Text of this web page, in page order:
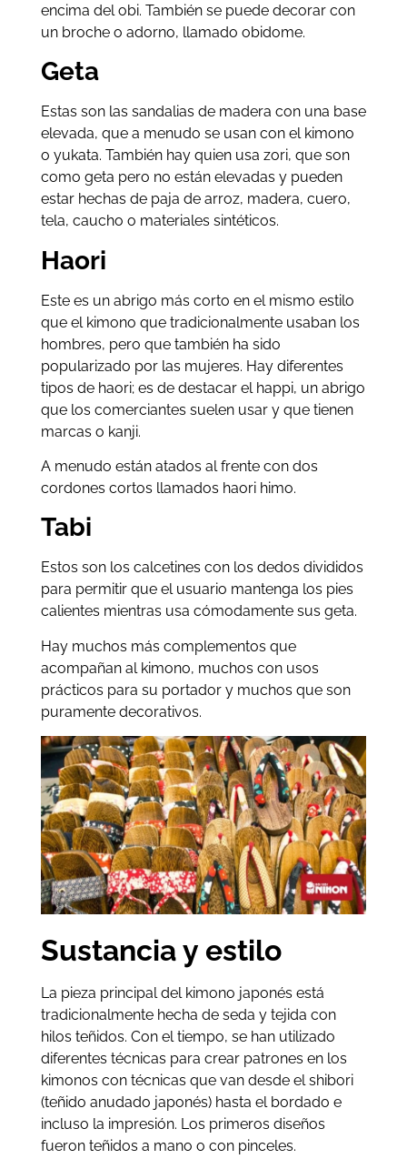
encima del obi. También se puede decorar con
un broche o adorno, llamado obidome.
Geta
Estas son las sandalias de madera con una base
elevada, que a menudo se usan con el kimono
o yukata. También hay quien usa zori, que son
como geta pero no están elevadas y pueden
estar hechas de paja de arroz, madera, cuero,
tela, caucho o materiales sintéticos.
Haori
Este es un abrigo más corto en el mismo estilo
que el kimono que tradicionalmente usaban los
hombres, pero que también ha sido
popularizado por las mujeres. Hay diferentes
tipos de haori; es de destacar el happi, un abrigo
que los comerciantes suelen usar y que tienen
marcas o kanji.
A menudo están atados al frente con dos
cordones cortos llamados haori himo.
Tabi
Estos son los calcetines con los dedos divididos
para permitir que el usuario mantenga los pies
calientes mientras usa cómodamente sus geta.
Hay muchos más complementos que
acompañan al kimono, muchos con usos
prácticos para su portador y muchos que son
puramente decorativos.
Sustancia y estilo
La pieza principal del kimono japonés está
tradicionalmente hecha de seda y tejida con
hilos teñidos. Con el tiempo, se han utilizado
diferentes técnicas para crear patrones en los
kimonos con técnicas que van desde el shibori
(teñido anudado japonés) hasta el bordado e
incluso la impresión. Los primeros diseños
fueron teñidos a mano o con pinceles.